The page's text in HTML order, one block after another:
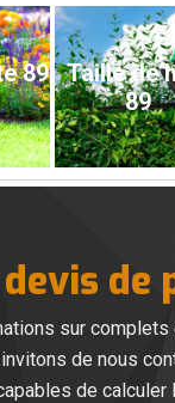
89
Taille de
89
de
sur
de nous
de